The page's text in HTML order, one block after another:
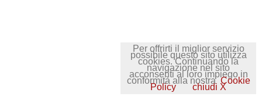
Per offrirti il miglior servizio
possibile questo sito utilizza
cookies. Continuando la
navigazione nel sito
acconsenti al loro impiego in
conformità alla nostra Cookie
Policy chiudi X